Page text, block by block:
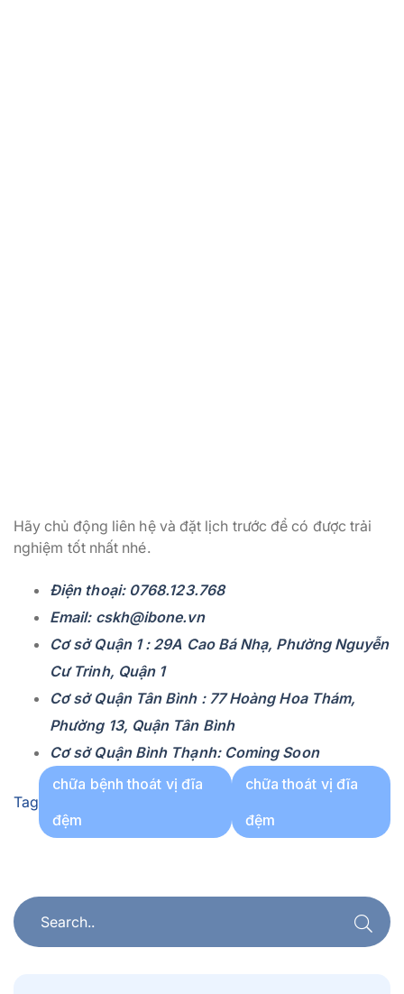
Hãy chủ động liên hệ và đặt lịch trước để có được trải
nghiệm tốt nhất nhé.
Điện thoại: 0768.123.768
Email: cskh@ibone.vn
Cơ sở Quận 1 : 29A Cao Bá Nhạ, Phường Nguyễn
Cư Trinh, Quận 1
Cơ sở Quận Tân Bình : 77 Hoàng Hoa Thám,
Phường 13, Quận Tân Bình
Cơ sở Quận Bình Thạnh: Coming Soon
Tag
chữa bệnh thoát vị đĩa
đệm
chữa thoát vị đĩa
đệm